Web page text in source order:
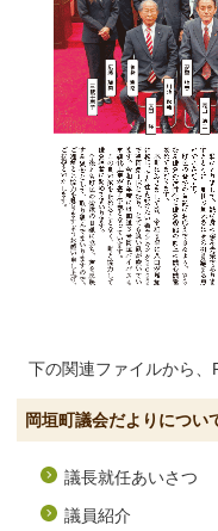
下の関連ファイルから、
岡垣町議会だよりについ
議長就任あいさつ
議員紹介